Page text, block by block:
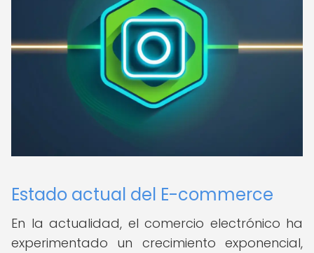
Estado actual del E-commerce
En la actualidad, el comercio electrónico ha
experimentado un crecimiento exponencial,